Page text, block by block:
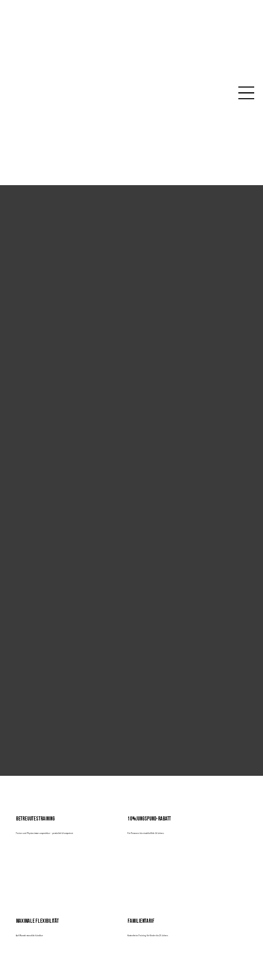
BETREUUTES TRAINING
Trainer und Physios immer ansprechbar – persönlich & kompetent.
10% Jungspund-RABATT
Für Personen bis einschließlich 24 Jahren.
MAXIMALE FLEXIBILITÄT
Auf Wunsch monatlich kündbar
FAMILIENTARIF
Kostenfreies Training für Kinder bis 25 Jahren.